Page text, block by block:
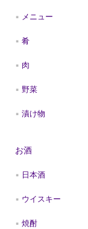
メニュー
肴
肉
野菜
漬け物
お酒
日本酒
ウイスキー
焼酎